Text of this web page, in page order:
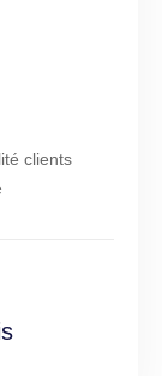
clients